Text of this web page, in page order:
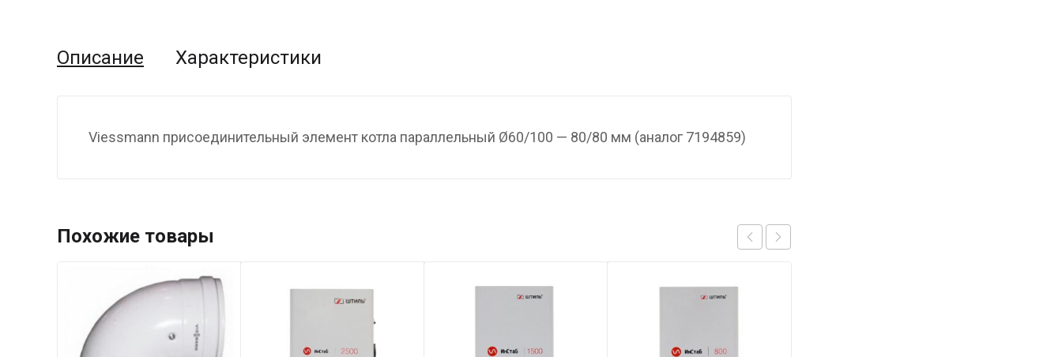
Описание Характеристики
Viessmann присоединительный элемент котла параллельный Ø60/100 — 80/80 мм (аналог 7194859)
Похожие товары